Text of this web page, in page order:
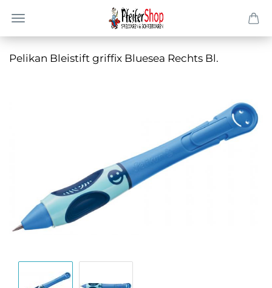
Pe­li­kan Blei­stift grif­fix Blue­sea Rechts Bl.